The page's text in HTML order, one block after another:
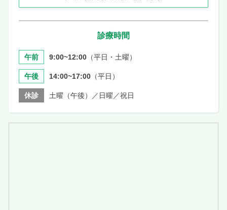
診療時間
午前 9:00~12:00 （平日・土曜）
午後 14:00~17:00 （平日）
休診 土曜（午後）／日曜／祝日